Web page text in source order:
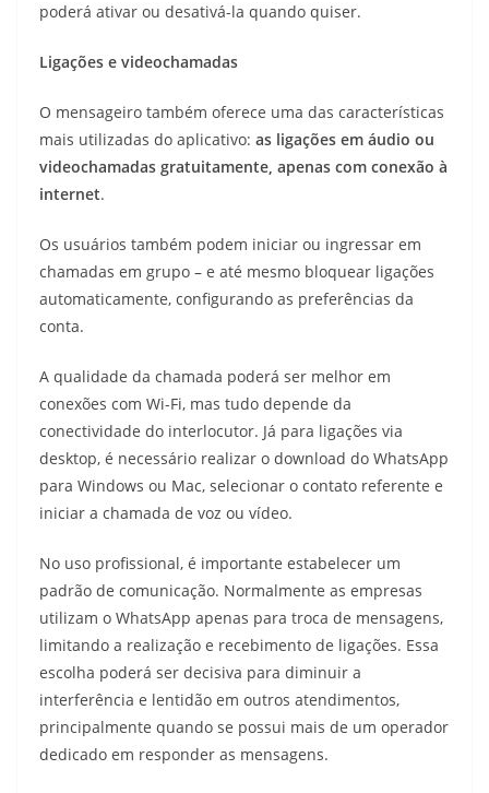
poderá ativar ou desativá-la quando quiser.
Ligações e videochamadas
O mensageiro também oferece uma das características
mais utilizadas do aplicativo: as ligações em áudio ou
videochamadas gratuitamente, apenas com conexão à
internet.
Os usuários também podem iniciar ou ingressar em
chamadas em grupo – e até mesmo bloquear ligações
automaticamente, configurando as preferências da
conta.
A qualidade da chamada poderá ser melhor em
conexões com Wi-Fi, mas tudo depende da
conectividade do interlocutor. Já para ligações via
desktop, é necessário realizar o download do WhatsApp
para Windows ou Mac, selecionar o contato referente e
iniciar a chamada de voz ou vídeo.
No uso profissional, é importante estabelecer um
padrão de comunicação. Normalmente as empresas
utilizam o WhatsApp apenas para troca de mensagens,
limitando a realização e recebimento de ligações. Essa
escolha poderá ser decisiva para diminuir a
interferência e lentidão em outros atendimentos,
principalmente quando se possui mais de um operador
dedicado em responder as mensagens.